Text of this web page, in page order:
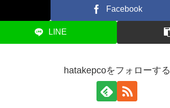
Facebook
LINE
hatakepcoをフォローする